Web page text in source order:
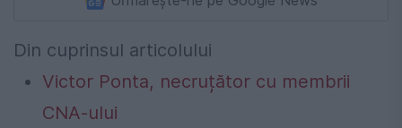
Din cuprinsul articolului
Victor Ponta, necruțător cu membrii
CNA-ului